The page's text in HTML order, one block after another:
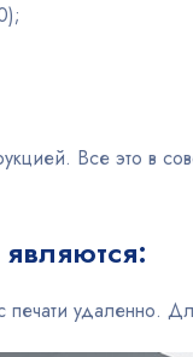
Все это в
удаленно.